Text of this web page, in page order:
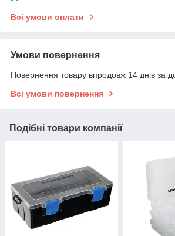
Всі умови оплати
Умови повернення
Повернення товару впродовж 14 днів за
Всі умови повернення
Подібні товари компанії